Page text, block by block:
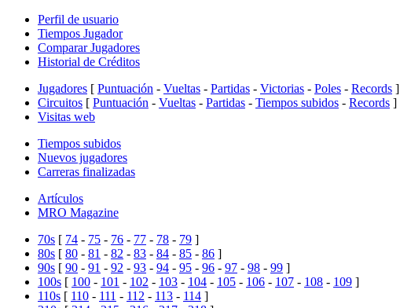
Perfil de usuario
Tiempos Jugador
Comparar Jugadores
Historial de Créditos
Jugadores [ Puntuación - Vueltas - Partidas - Victorias - Poles - Records ]
Circuitos [ Puntuación - Vueltas - Partidas - Tiempos subidos - Records ]
Visitas web
Tiempos subidos
Nuevos jugadores
Carreras finalizadas
Artículos
MRO Magazine
70s [ 74 - 75 - 76 - 77 - 78 - 79 ]
80s [ 80 - 81 - 82 - 83 - 84 - 85 - 86 ]
90s [ 90 - 91 - 92 - 93 - 94 - 95 - 96 - 97 - 98 - 99 ]
100s [ 100 - 101 - 102 - 103 - 104 - 105 - 106 - 107 - 108 - 109 ]
110s [ 110 - 111 - 112 - 113 - 114 ]